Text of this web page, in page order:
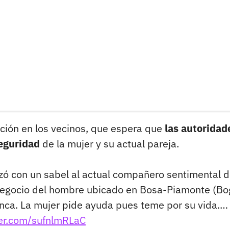
en los vecinos, que espera que las
de la mujer y su actual pareja.
con un sabel al actual compañero sentimental
del hombre ubicado en Bosa-Piamonte
La mujer pide ayuda pues teme por su vida.…
sufnlmRLaC